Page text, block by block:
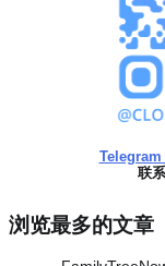
联
浏览最多的文章